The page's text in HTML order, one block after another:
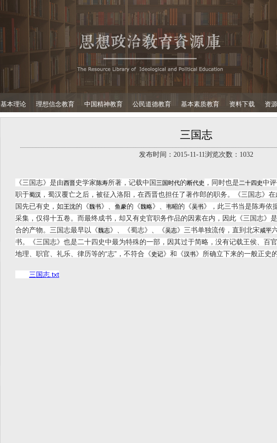
基本理论 理想信念教育 中国精神教育 公民道德教育 基本素质教育 资料下载 资
三国志
发布时间： 2015-11-11浏览次数： 1032
《三国志》是由西晋史学家陈寿所著，记载中国三国时代的断代史 ，同时也是二十四史中
职于蜀汉 ，蜀汉覆亡之后，被征入洛阳，在西晋也担任了著作郎的职务。《三国志》
国先已有史，如王沈的《魏书》、 鱼豢的《魏略》、 韦昭的《吴书》，此三书当是陈寿依
采集，仅得十五卷。而最终成书，却又有史官职务作品的因素在内，因此《三国志》
合的产物。三国志最早以《魏志》、《蜀志》、《吴志》三书单独流传，直到北宋咸平
书。《三国志》也是二十四史中最为特殊的一部，因其过于简略，没有记载王侯、百官
地理、职官、礼乐、律历等的“志”，不符合《史记》和《汉书》所确立下来的一般正史
三国志.txt